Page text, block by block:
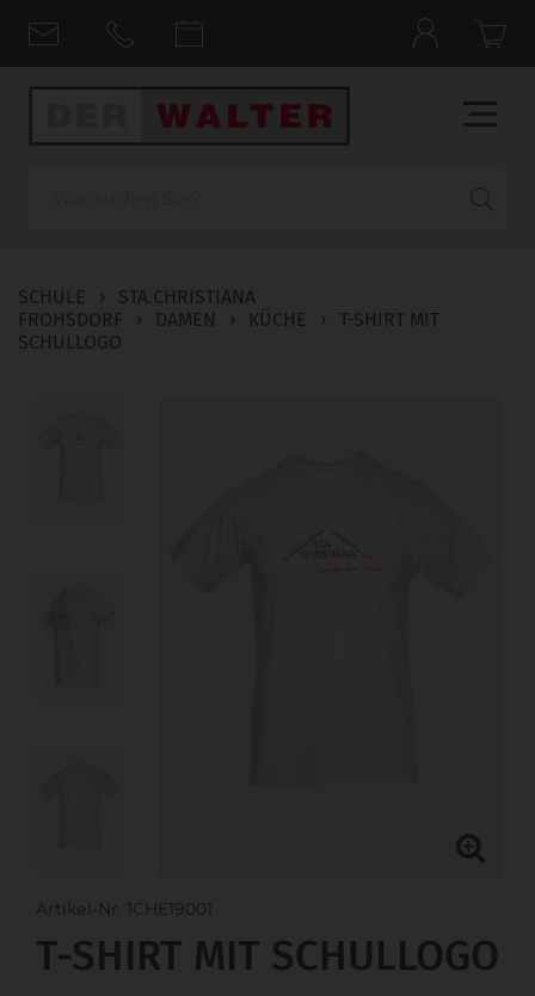
SCHULE ›
STA.CHRISTIANA
FROHSDORF
› DAMEN › KÜCHE ›
T-SHIRT MIT
SCHULLOGO
Artikel-Nr. 1CHE19001
T-SHIRT MIT SCHULLOGO